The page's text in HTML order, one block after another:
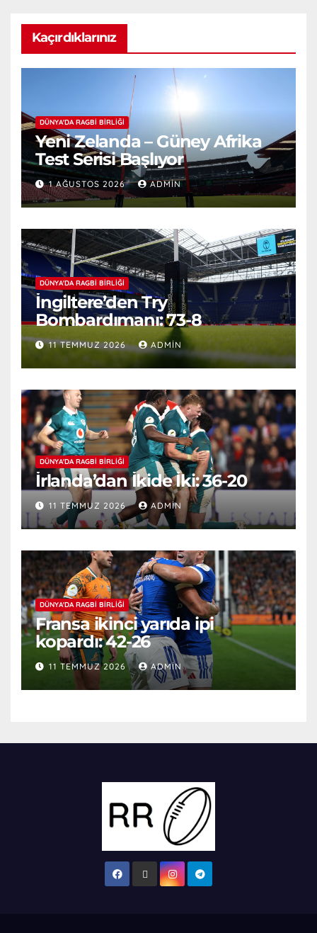
Kaçırdıklarınız
DÜNYA'DA RAGBI BIRLIĞI
Yeni Zelanda – Güney Afrika
Test Serisi Başlıyor
1 AĞUSTOS 2026 ADMIN
DÜNYA'DA RAGBI BIRLIĞI
İngiltere’den Try
Bombardımanı: 73-8
11 TEMMUZ 2026 ADMIN
DÜNYA'DA RAGBI BIRLIĞI
İrlanda’dan İkide İki: 36-20
11 TEMMUZ 2026 ADMIN
DÜNYA'DA RAGBI BIRLIĞI
Fransa ikinci yarıda ipi
kopardı: 42-26
11 TEMMUZ 2026 ADMIN